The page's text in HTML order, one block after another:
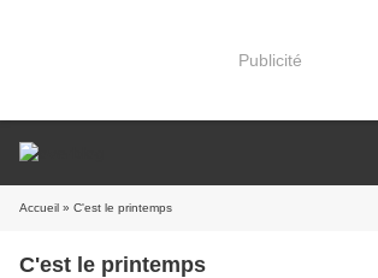
Publicité
Accueil » C'est le printemps
C'est le printemps